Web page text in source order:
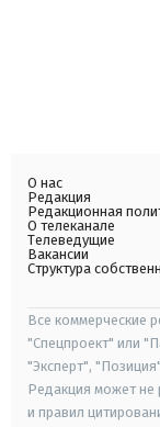
О нас
Редакция
Редакционная
О телеканале
Телеведущие
Вакансии
Структура
Все коммерческие
"Спецпроект" или
"Эксперт",
Редакция может не
и правил